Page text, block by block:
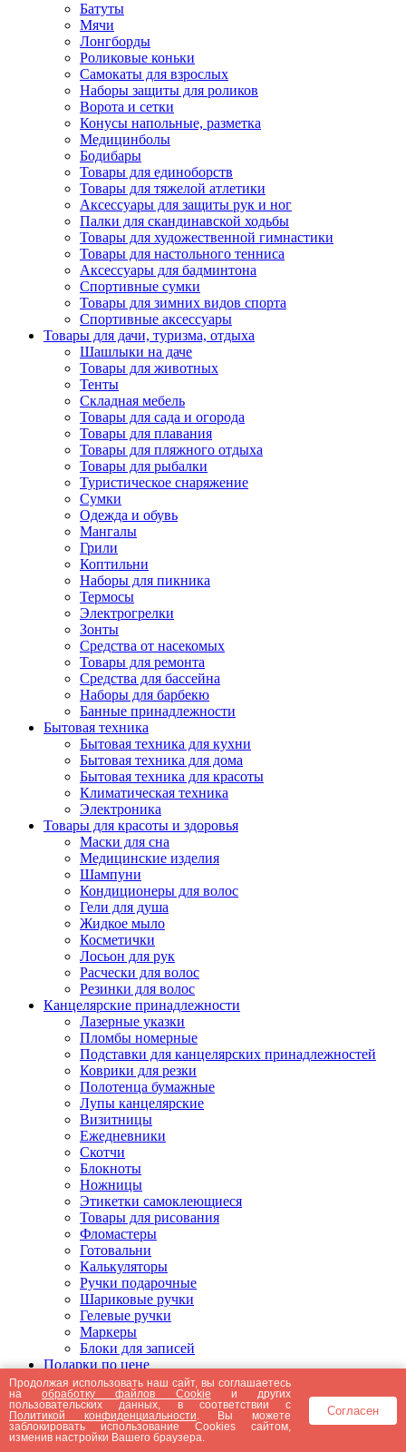
Батуты
Мячи
Лонгборды
Роликовые коньки
Самокаты для взрослых
Наборы защиты для роликов
Ворота и сетки
Конусы напольные, разметка
Медицинболы
Бодибары
Товары для единоборств
Товары для тяжелой атлетики
Аксессуары для защиты рук и ног
Палки для скандинавской ходьбы
Товары для художественной гимнастики
Товары для настольного тенниса
Аксессуары для бадминтона
Спортивные сумки
Товары для зимних видов спорта
Спортивные аксессуары
Товары для дачи, туризма, отдыха
Шашлыки на даче
Товары для животных
Тенты
Складная мебель
Товары для сада и огорода
Товары для плавания
Товары для пляжного отдыха
Товары для рыбалки
Туристическое снаряжение
Сумки
Одежда и обувь
Мангалы
Грили
Коптильни
Наборы для пикника
Термосы
Электрогрелки
Зонты
Средства от насекомых
Товары для ремонта
Средства для бассейна
Наборы для барбекю
Банные принадлежности
Бытовая техника
Бытовая техника для кухни
Бытовая техника для дома
Бытовая техника для красоты
Климатическая техника
Электроника
Товары для красоты и здоровья
Маски для сна
Медицинские изделия
Шампуни
Кондиционеры для волос
Гели для душа
Жидкое мыло
Косметички
Лосьон для рук
Расчески для волос
Резинки для волос
Канцелярские принадлежности
Лазерные указки
Пломбы номерные
Подставки для канцелярских принадлежностей
Коврики для резки
Полотенца бумажные
Лупы канцелярские
Визитницы
Ежедневники
Скотчи
Блокноты
Ножницы
Этикетки самоклеющиеся
Товары для рисования
Фломастеры
Готовальни
Калькуляторы
Ручки подарочные
Шариковые ручки
Гелевые ручки
Маркеры
Блоки для записей
Подарки по цене
Подарки от 5000 рублей
Подарки до 5000 рублей
Подарки до 3000 рублей
Подарки до 2000 рублей
Подарки до 1000 рублей
Продолжая использовать наш сайт, вы соглашаетесь
наобработку файлов Cookie и других
пользовательских данных, в соответствии с
Политикой конфиденциальности . Вы можете
заблокировать использование Cookies сайтом,
изменив настройки Вашего браузера.
Согласен